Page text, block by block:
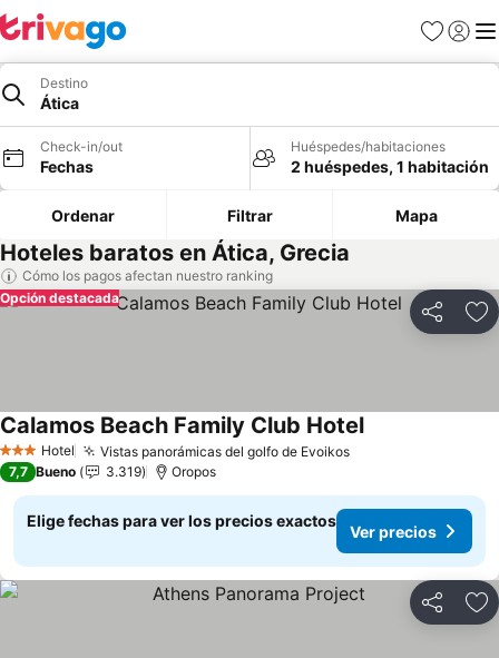
Favoritos
Iniciar
Destino
Ática
Check-in/out
Fechas
Huéspedes/habitaciones
2 huéspedes, 1 habitación
Ordenar Filtrar Mapa
Hoteles baratos en Ática, Grecia
Cómo los pagos afectan nuestro ranking
Compartir
Opción destacada
3 Estrellas
Hotel Vistas panorámicas del golfo de EvoikosVer precios
Calamos Beach Family Club HotelVer precios
7,7 Bueno 3.319 Oropos
Elige fechas para ver los precios exactos
Ver precios
Compartir